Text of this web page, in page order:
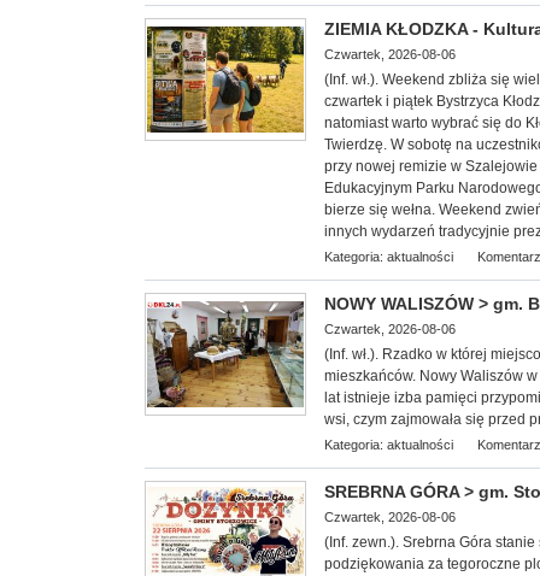
ZIEMIA KŁODZKA -
Czwartek, 2026-08-06
(Inf. wł.). Weekend zbliża się
czwartek i piątek Bystrzyca
natomiast warto wybrać się do
Twierdzę. W sobotę na
przy nowej remizie w
Edukacyjnym Parku
bierze się wełna. Weekend
innych wydarzeń tradycyjnie
Kategoria: aktualności
NOWY WALISZÓW > gm.
Czwartek, 2026-08-06
(Inf. wł.). Rzadko w której
mieszkańców. Nowy Waliszów
lat istnieje izba pamięci
wsi, czym zajmowała się przed
Kategoria: aktualności
SREBRNA GÓRA > gm.
Czwartek, 2026-08-06
(Inf. zewn.). Srebrna Góra
podziękowania za tegoroczne